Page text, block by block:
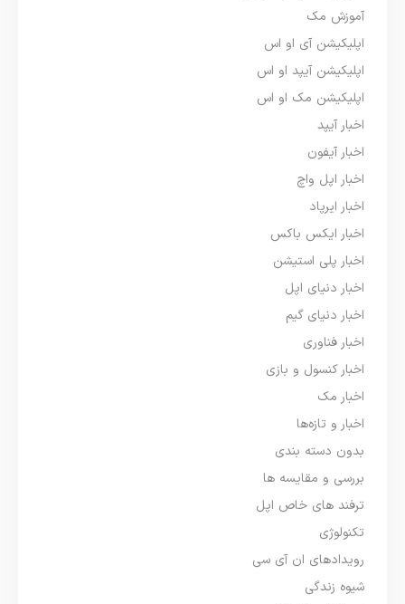
آموزش مک
اپلیکیشن آی او اس
اپلیکیشن آیپد او اس
اپلیکیشن مک او اس
اخبار آیپد
اخبار آیفون
اخبار اپل واچ
اخبار ایرپاد
اخبار ایکس باکس
اخبار پلی استیشن
اخبار دنیای اپل
اخبار دنیای گیم
اخبار فناوری
اخبار کنسول و بازی
اخبار مک
اخبار و تازه‌ها
بدون دسته بندی
بررسی و مقایسه ها
ترفند های خاص اپل
تکنولوژی
رویدادهای ان آی سی
شیوه زندگی